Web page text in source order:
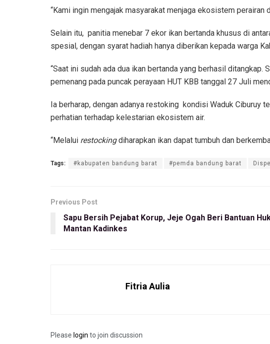
“Kami ingin mengajak masyarakat menjaga ekosistem
Selain itu, panitia menebar 7 ekor ikan bertanda khusus di
spesial, dengan syarat hadiah hanya diberikan kepada warga
“Saat ini sudah ada dua ikan bertanda yang berhasil
pemenang pada puncak perayaan HUT KBB tanggal 27 Juli
Ia berharap, dengan adanya restoking kondisi Waduk Ciburuy
perhatian terhadap kelestarian ekosistem air.
“Melalui restockingdiharapkan ikan dapat tumbuh dan
Tags: #kabupaten bandung barat #pemda bandung barat
Previous Post
Sapu Bersih Pejabat Korup, Jeje Ogah Beri Bantuan
Mantan Kadinkes
Fitria Aulia
Please login to join discussion